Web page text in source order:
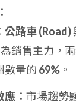
：
公路車 (Road)
銷售主力，
數量的 69% 。
應 ：市場趨勢